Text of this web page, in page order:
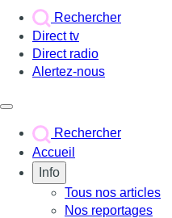
Rechercher
Direct tv
Direct radio
Alertez-nous
Rechercher
Accueil
Info
Tous nos articles
Nos reportages